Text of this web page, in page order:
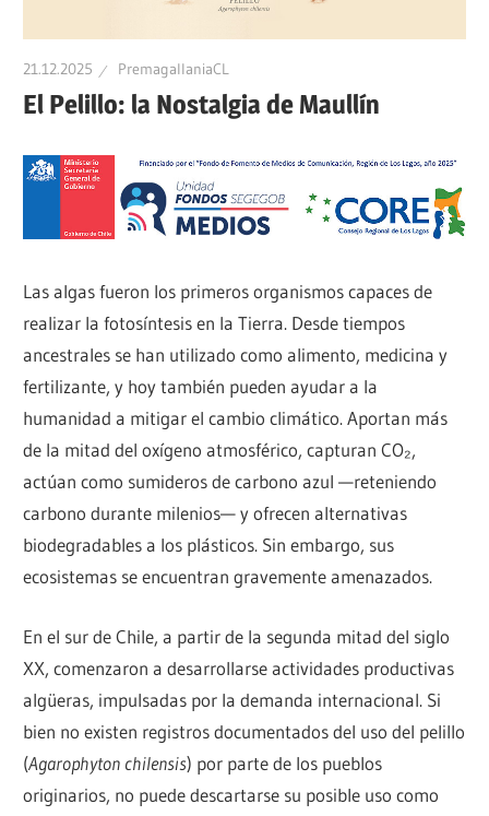
Patrimonio
de
Chile
21.12.2025 PremagallaniaCL
El Pelillo: la Nostalgia de Maullín
Las algas fueron los primeros organismos capaces de
realizar la fotosíntesis en la Tierra. Desde tiempos
ancestrales se han utilizado como alimento, medicina y
fertilizante, y hoy también pueden ayudar a la
humanidad a mitigar el cambio climático. Aportan más
de la mitad del oxígeno atmosférico, capturan CO₂,
actúan como sumideros de carbono azul —reteniendo
carbono durante milenios— y ofrecen alternativas
biodegradables a los plásticos. Sin embargo, sus
ecosistemas se encuentran gravemente amenazados.
En el sur de Chile, a partir de la segunda mitad del siglo
XX, comenzaron a desarrollarse actividades productivas
algüeras, impulsadas por la demanda internacional. Si
bien no existen registros documentados del uso del pelillo
(Agarophyton chilensis) por parte de los pueblos
originarios, no puede descartarse su posible uso como